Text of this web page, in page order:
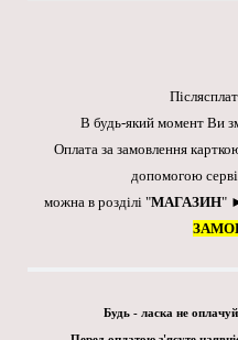
В будь-який момент Ви
Оплата за замовлення
допомогою
можна в розділі "МАГАЗИН"
Будь - ласка не